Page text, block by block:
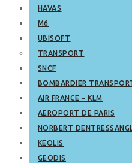
HAVAS
M6
UBISOFT
TRANSPORT
SNCF
BOMBARDIER
AIR FRANCE – KLM
AEROPORT DE PARIS
NORBERT
KEOLIS
GEODIS